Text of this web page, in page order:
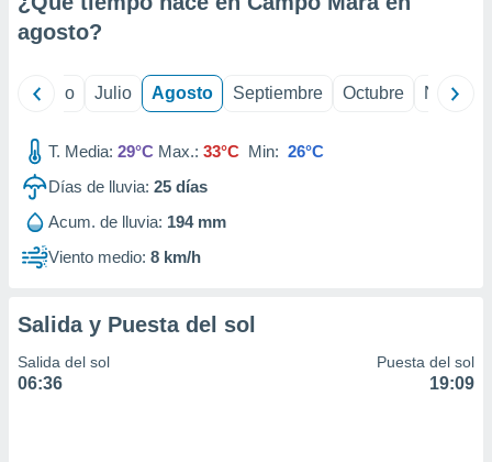
e
publicidad
publicidad
de
agosto?
Junio Julio Agosto Septiembre Octubre
T. Media: 29°C Max.: 33°C Min: 26°C
Días de lluvia: 25 días
Acum. de lluvia: 194 mm
Viento medio: 8 km/h
Salida y Puesta del sol
Salida del sol
06:36
Puesta del sol
19:09